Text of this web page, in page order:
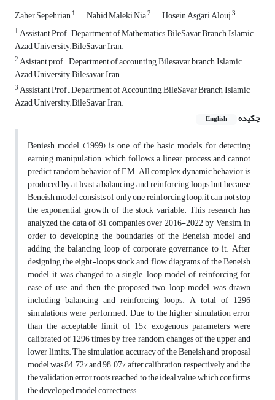
Zaher Sepehrian1 Nahid Maleki Nia2 Hosein Asgari Alouj3
1Assistant Prof., Department of Mathematics, BileSavar Branch, Islamic
Azad University, BileSavar, Iran.
2Asistant prof. , Department of accounting, Bilesavar branch, Islamic
Azad University, Bilesavar, Iran
3Assistant Prof., Department of Accounting, BileSavar Branch, Islamic
Azad University, BileSavar, Iran.
چکیده
English
Beniesh model (1999) is one of the basic models for detecting
earning manipulation, which follows a linear process and cannot
predict random behavior of EM. All complex dynamic behavior is
produced by at least a balancing and reinforcing loops, but because
Beneish model consists of only one reinforcing loop, it can not stop
the exponential growth of the stock variable. This research has
analyzed the data of 81 companies over 2016-2022 by Vensim, in
order to developing the boundaries of the Beneish model and
adding the balancing loop of corporate governance to it. After
designing the eight-loops stock and flow diagrams of the Beneish
model, it was changed to a single-loop model of reinforcing for
ease of use, and then the proposed two-loop model was drawn
including balancing and reinforcing loops. A total of 1296
simulations were performed. Due to the higher simulation error
than the acceptable limit of 15%, exogenous parameters were
calibrated of 1296 times by free random changes of the upper and
lower limits. The simulation accuracy of the Beneish and proposal
model was 84.72% and 98.07% after calibration, respectively, and the
the validation error roots reached to the ideal value, which confirms
the developed model correctness.